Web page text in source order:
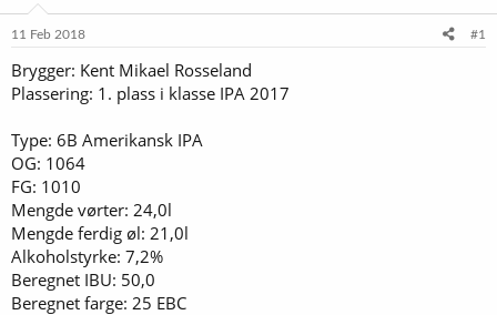
t
e
r
o
11 Feb 2018 #1
Brygger: Kent Mikael Rosseland
Plassering: 1. plass i klasse IPA 2017
Type: 6B Amerikansk IPA
OG: 1064
FG: 1010
Mengde vørter: 24,0l
Mengde ferdig øl: 21,0l
Alkoholstyrke: 7,2%
Beregnet IBU: 50,0
Beregnet farge: 25 EBC